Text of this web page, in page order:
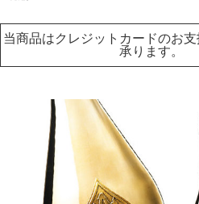
当商品はクレジットカードのお
承ります。